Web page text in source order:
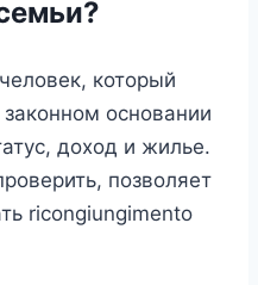
который
основании
доход и жилье.
позволяет
ricongiungimento